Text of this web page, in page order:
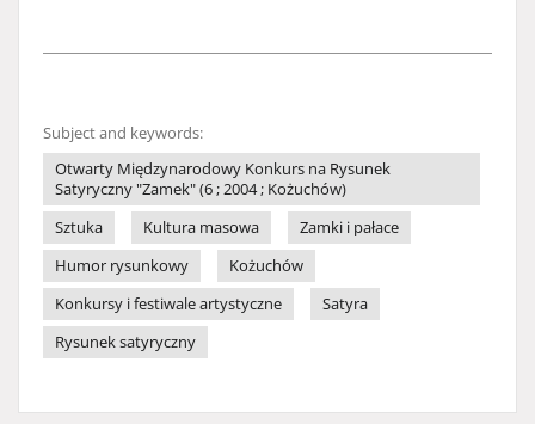
Subject and keywords:
Otwarty Międzynarodowy Konkurs na Rysunek
Satyryczny "Zamek" (6 ; 2004 ; Kożuchów)
Sztuka
Kultura masowa
Zamki i pałace
Humor rysunkowy
Kożuchów
Konkursy i festiwale artystyczne
Satyra
Rysunek satyryczny